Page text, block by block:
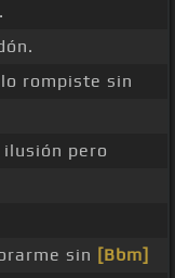
.
rompiste sin
ilusión pero
sin [Bbm]